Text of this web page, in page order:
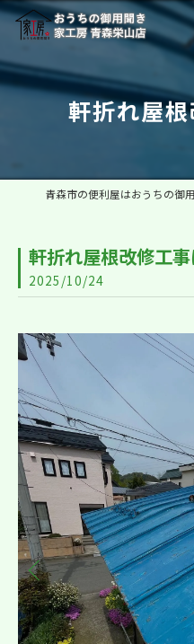
軒折れ屋根
軒折れ屋根改修工事
2025/10/24